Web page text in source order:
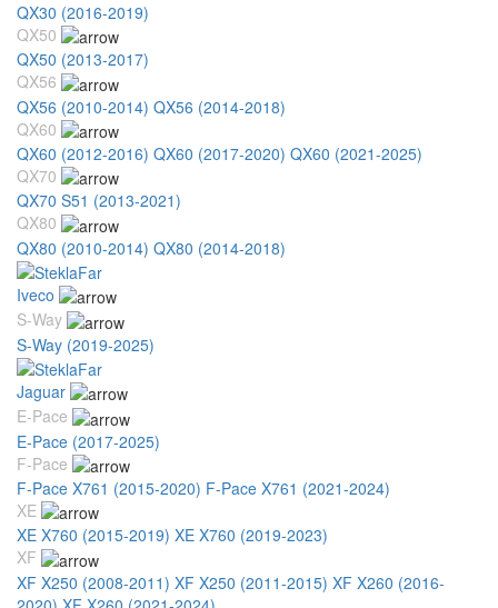
QX30 (2016-2019)
QX50
QX50 (2013-2017)
QX56
QX56 (2010-2014) QX56 (2014-2018)
QX60
QX60 (2012-2016) QX60 (2017-2020) QX60 (2021-2025)
QX70
QX70 S51 (2013-2021)
QX80
QX80 (2010-2014) QX80 (2014-2018)
Iveco
S-Way
S-Way (2019-2025)
Jaguar
E-Pace
E-Pace (2017-2025)
F-Pace
F-Pace X761 (2015-2020) F-Pace X761 (2021-2024)
XE
XE X760 (2015-2019) XE X760 (2019-2023)
XF
XF X250 (2008-2011) XF X250 (2011-2015) XF X260 (2016-